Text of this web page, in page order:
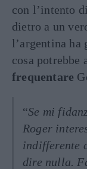
con l’intento
dietro a un
l’argentina ha
cosa potrebbe
frequentare
“Se mi
Roger
indifferente
dire nulla.